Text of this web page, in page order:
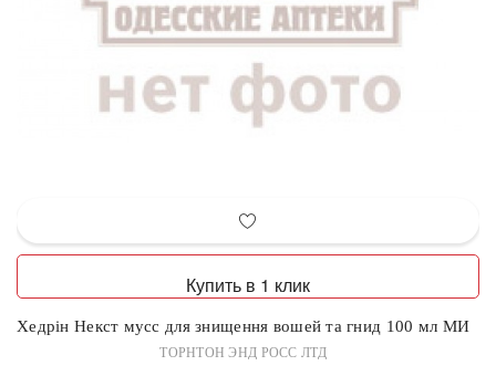
Купить в 1 клик
Хедрін Некст мусс для знищення вошей та гнид 100 мл МИ
ТОРНТОН ЭНД РОСС ЛТД